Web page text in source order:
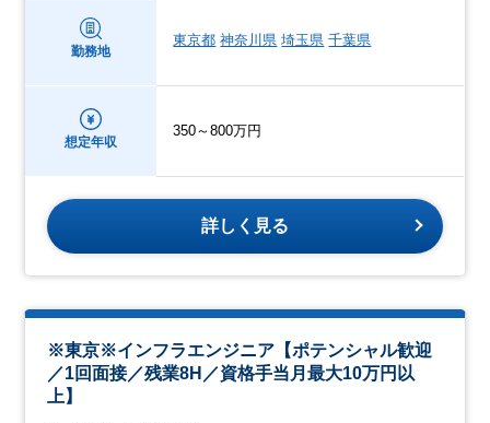
勤務地
東京都 神奈川県 埼玉県 千葉県
想定年収
350～800万円
詳しく見る
※東京※インフラエンジニア【ポテンシャル歓迎
／1回面接／残業8H／資格手当月最大10万円以
上】